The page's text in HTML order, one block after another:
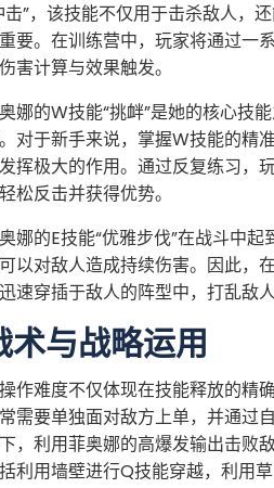
击”，该技能不仅用于击杀敌人，
要。在训练营中，玩家将通过一
害计算与效果触发。
娜的W技能“挑衅”是她的核心技
对于新手来说，掌握W技能的精
挥极大的作用。通过反复练习，
松反击并获得优势。
娜的E技能“优雅步伐”在战斗中
以对敌人造成持续伤害。因此，
速穿插于敌人的阵型中，打乱敌
术与战略运用
作难度不仅体现在技能释放的精
需要单独面对敌方上单，并通过
，利用菲奥娜的高爆发输出击败
利用墙壁进行Q技能穿越，利用